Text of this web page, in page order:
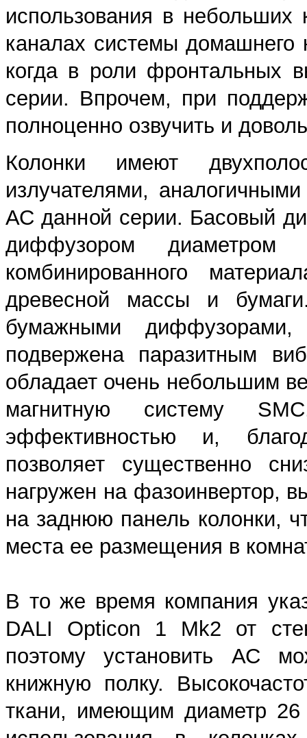
использования в
каналах системы домашнего
когда в роли фронтальных
серии. Впрочем, при
полноценно озвучить и
Колонки имеют
излучателями,
АС данной серии. Басовый
диффузором
комбинированного
древесной массы и
бумажными
подвержена паразитным
обладает очень небольшим
магнитную систему
эффективностью и,
позволяет существенно
нагружен на фазоинвертор,
на заднюю панель колонки,
места ее размещения в
В то же время компания
DALI Opticon 1 Mk2 от
поэтому установить АС
книжную полку.
ткани, имеющим диаметр 26